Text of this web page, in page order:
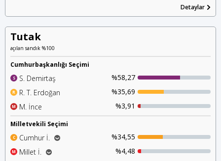
Detaylar
Tutak
açılan sandık %100
Cumhurbaşkanlığı Seçimi
S S. Demirtaş %58,27
R R. T. Erdoğan %35,69
M M. İnce %3,91
Milletvekili Seçimi
C Cumhur İ.
%34,55
Ak Parti
M Millet İ.
%4,48